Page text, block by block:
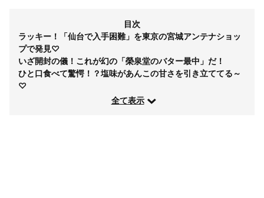
目次
ラッキー！「仙台で入手困難」を東京の宮城アンテナショッ
プで発見♡
いざ開封の儀！これが幻の「榮泉堂のバター最中」だ！
ひと口食べて驚愕！？塩味があんこの甘さを引き立ててる～
♡
全て表示